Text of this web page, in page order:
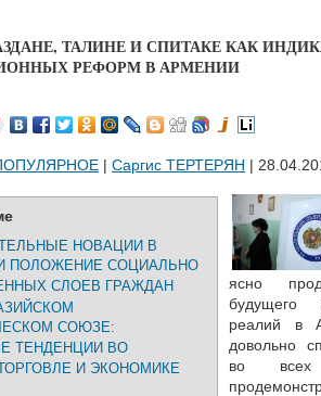
ТАЛИНЕ И СПИТАКЕ КАК
РЕФОРМ В АРМЕНИИ
| Саргис ТЕРТЕРЯН |
НОВАЦИИ В
ПОЛОЖЕНИЕ СОЦИАЛЬНО
СЛОЕВ ГРАЖДАН
СОЮЗЕ:
ТЕНДЕНЦИИ ВО
И ЭКОНОМИКЕ
ясно
будущего
реалий в
довольно
во всех